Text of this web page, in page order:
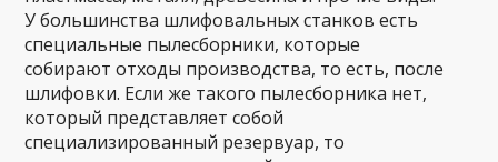
У большинства шлифовальных станков есть
специальные пылесборники, которые
собирают отходы производства, то есть, после
шлифовки. Если же такого пылесборника нет,
который представляет собой
специализированный резервуар, то